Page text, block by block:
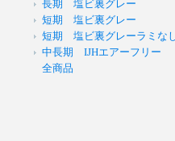
長期 塩ビ裏グレー
短期 塩ビ裏グレー
短期 塩ビ裏グレーラミな
中長期 IJHエアーフリー
全商品